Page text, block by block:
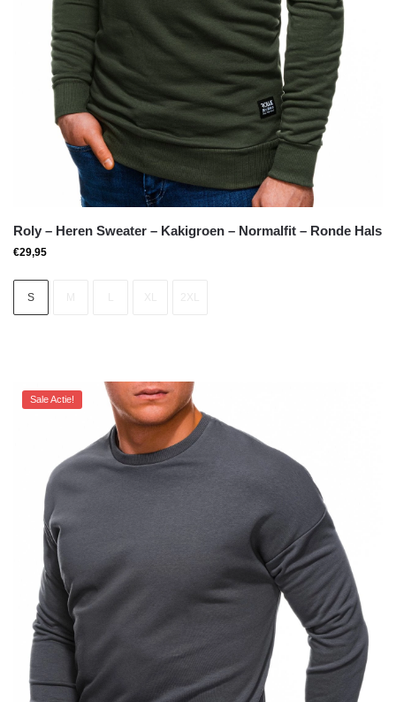
Roly – Heren Sweater – Kakigroen – Normalfit – Ronde Hals
€29,95
S
Sale Actie!